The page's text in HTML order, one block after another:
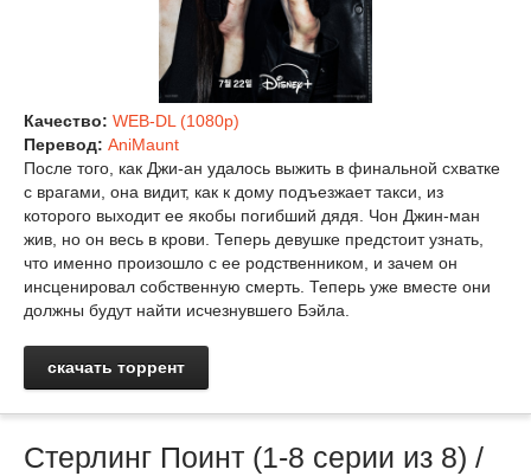
Качество: WEB-DL (1080p)
Перевод: AniMaunt
После того, как Джи-ан удалось выжить в финальной схватке
с врагами, она видит, как к дому подъезжает такси, из
которого выходит ее якобы погибший дядя. Чон Джин-ман
жив, но он весь в крови. Теперь девушке предстоит узнать,
что именно произошло с ее родственником, и зачем он
инсценировал собственную смерть. Теперь уже вместе они
должны будут найти исчезнувшего Бэйла.
скачать торрент
Стерлинг Поинт (1-8 серии из 8) /